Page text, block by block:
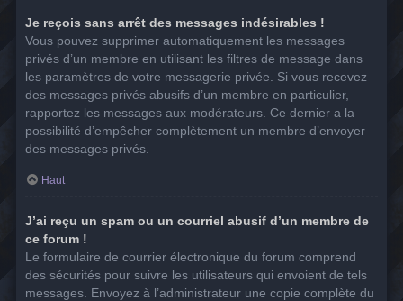
Je reçois sans arrêt des messages indésirables !
Vous pouvez supprimer automatiquement les messages
privés d’un membre en utilisant les filtres de message dans
les paramètres de votre messagerie privée. Si vous recevez
des messages privés abusifs d’un membre en particulier,
rapportez les messages aux modérateurs. Ce dernier a la
possibilité d’empêcher complètement un membre d’envoyer
des messages privés.
Haut
J’ai reçu un spam ou un courriel abusif d’un membre de
ce forum !
Le formulaire de courrier électronique du forum comprend
des sécurités pour suivre les utilisateurs qui envoient de tels
messages. Envoyez à l’administrateur une copie complète du